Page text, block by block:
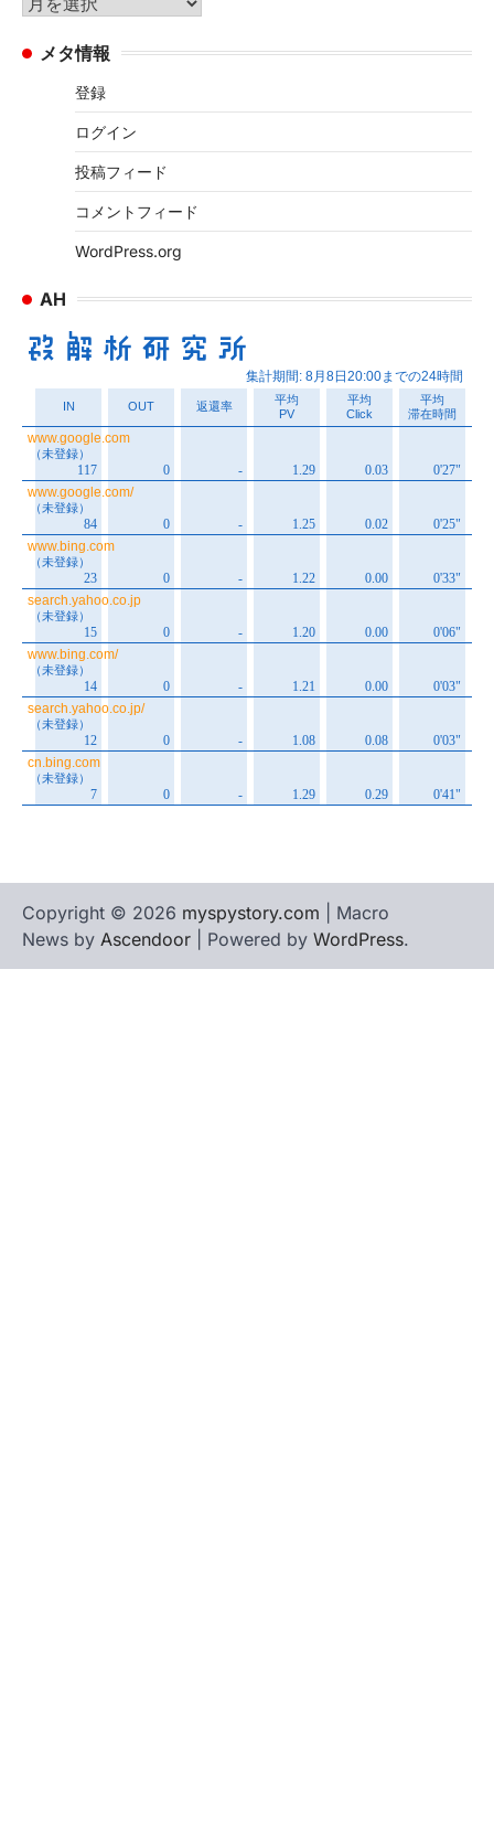
ー
カ メタ情報
登録
ログイン
投稿フィード
コメントフィード
WordPress.org
AH
Copyright © 2026 myspystory.com | Macro
News by Ascendoor | Powered by WordPress.